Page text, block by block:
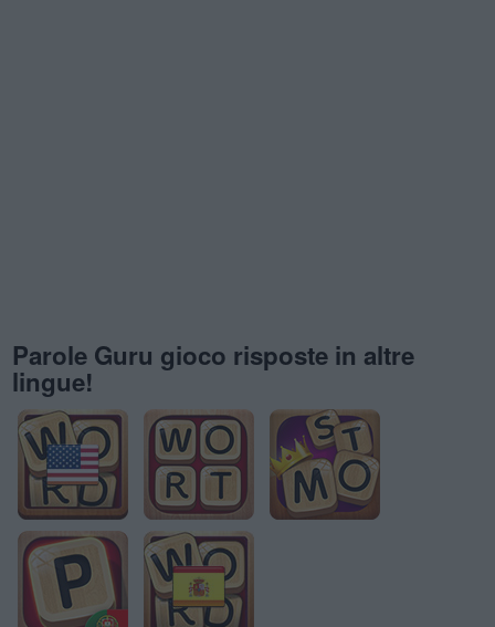
Parole Guru gioco risposte in altre
lingue!